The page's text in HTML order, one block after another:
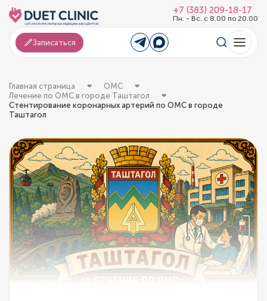
+7 (383) 209-18-17
Пн. - Вс. с 8.00 по 20.00
Записаться
Главная страница
ОМС
Лечение по ОМС в городе Таштагол
Стентирование коронарных артерий по ОМС в городе
Таштагол